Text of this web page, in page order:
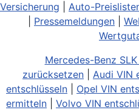
Versicherung
Auto-
Pressemeldungen
Mercedes-Benz
zurücksetzen
Audi VIN
entschlüsseln
Opel VIN
ermitteln
Volvo VIN